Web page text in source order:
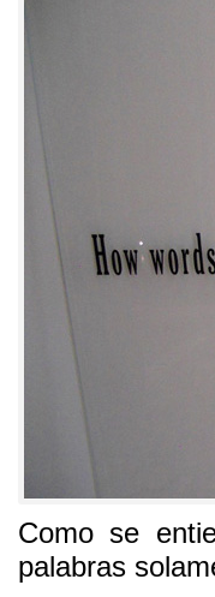
Como se
palabras